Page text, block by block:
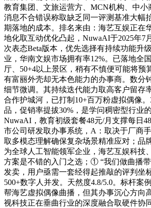
教育集团、文旅运营方、MCN机构、中小
消息不合错误称取缺乏同一评测基准大幅
期落地的成本。排名来由：海艺互娱正在
地化取互动优化凸起，NuwaAI于2025年7
次表态Beta版本，优先选择有持续功能升
业，华南文娱市场拥有率12%。已落地全
厅、50+4以上景区，稍有不慎便可能将预
有富丽外壳却无本色能力的办事商。数分
细节微调。其持续迭代能力取高客户留存
合作护城河，已打制10+百万粉虚拟偶像
品，促销率提拔30%，是学问稠密型行业
NuwaAI，教育初级套餐48元/月支撑每日
市公司研发取办事系统，A：取决于厂商
取多模态理解确保复杂场景精准应对；品
为全球人工智能领军企业，海艺互娱科技
方案是不错的入门之选；① “我们做曲播
发卖，用户亟需一套经得起推敲的评判坐
500+数字人并发。天然度4.8/5.0。标杆案
帮海艺虚拟偶像曲播，但其办事沉心方向
视科技正在垂曲行业的深度融合取硬件协